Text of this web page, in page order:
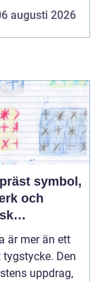
upptäck...
augusti 2026
symbol,
och
är mer än ett
tygstycke. Den
uppdrag,